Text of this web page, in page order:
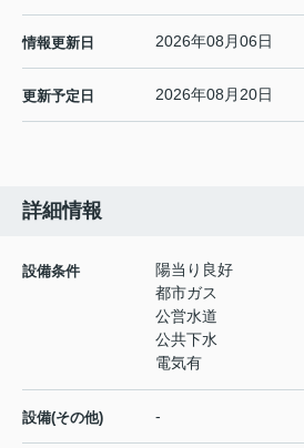
情報更新日 2026年08月06日
更新予定日 2026年08月20日
詳細情報
設備条件
陽当り良好
都市ガス
公営水道
公共下水
電気有
設備(その他) -